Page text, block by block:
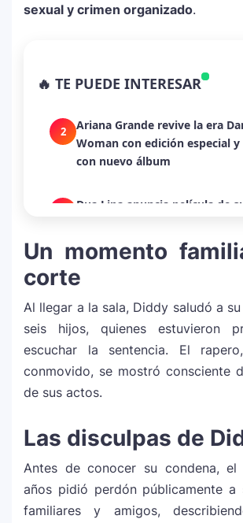
sexual y crimen organizado.
🔥 TE PUEDE INTERESAR
despecho en un himno para
2
Ariana Grande revive la era
Woman con edición especial
con nuevo álbum
Dua Lipa anuncia película de
humanitaria junto a UNICEF
4
Michael Jackson y la canción
sobre Palestina que vuelve a
debate en redes
5
Lady Gaga sorprende con
Requiem”: una versión oscura
revolucionaria que marca el
6
J Balvin y Ryan Castro lanzan
álbum urbano más esperado
Snake y Eladio Carrión
Un momento
corte
Al llegar a la sala, Diddy saludó a
seis hijos, quienes estuvieron
escuchar la sentencia. El
conmovido, se mostró consciente
de sus actos.
Las disculpas de
Antes de conocer su condena,
años pidió perdón públicamente a
familiares y amigos,